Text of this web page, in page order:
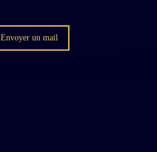
Envoyer un mail